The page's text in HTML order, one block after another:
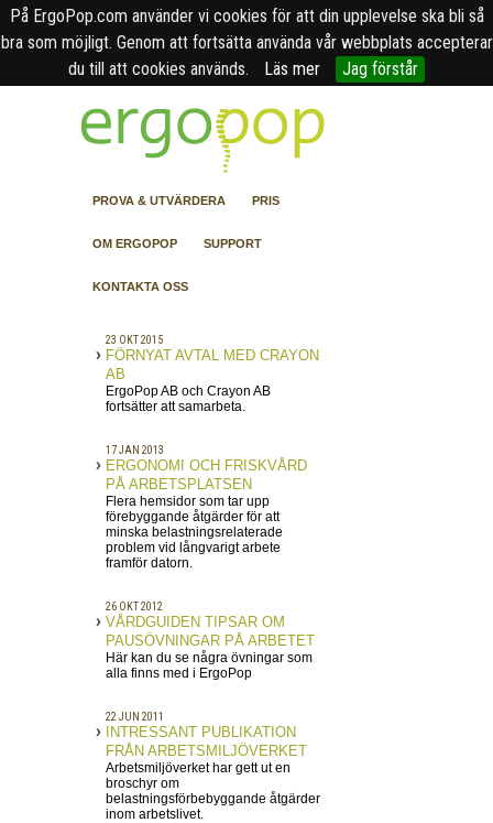
På ErgoPop.com använder vi cookies för att din upplevelse ska bli så
bra som möjligt. Genom att fortsätta använda vår webbplats accepterar
du till att cookies används.
Läs mer Jag förstår
PROVA & UTVÄRDERA PRIS
OM ERGOPOP SUPPORT
KONTAKTA OSS
23 OKT 2015
FÖRNYAT AVTAL MED CRAYON
AB
ErgoPop AB och Crayon AB
fortsätter att samarbeta.
17 JAN 2013
ERGONOMI OCH FRISKVÅRD
PÅ ARBETSPLATSEN
Flera hemsidor som tar upp
förebyggande åtgärder för att
minska belastningsrelaterade
problem vid långvarigt arbete
framför datorn.
26 OKT 2012
VÅRDGUIDEN TIPSAR OM
PAUSÖVNINGAR PÅ ARBETET
Här kan du se några övningar som
alla finns med i ErgoPop
22 JUN 2011
INTRESSANT PUBLIKATION
FRÅN ARBETSMILJÖVERKET
Arbetsmiljöverket har gett ut en
broschyr om
belastningsförbebyggande åtgärder
inom arbetslivet.